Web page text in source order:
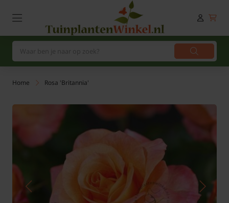
Home Rosa 'Britannia'